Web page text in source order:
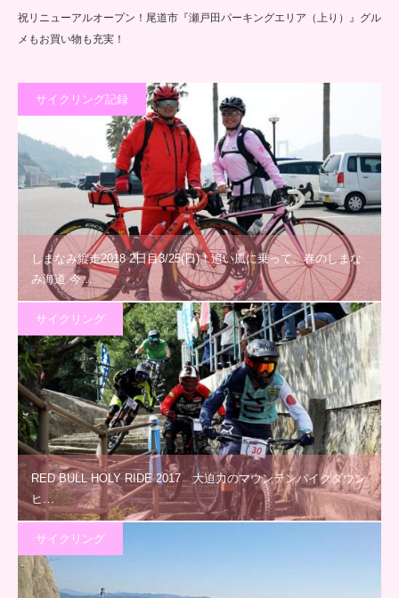
祝リニューアルオープン！尾道市『瀬戸田パーキングエリア（上り）』グル
メもお買い物も充実！
サイクリング記録
しまなみ縦走2018 2日目3/25(日)！追い風に乗って、春のしまな
み海道 今…
サイクリング
RED BULL HOLY RIDE 2017 大迫力のマウンテンバイクダウン
ヒ…
サイクリング